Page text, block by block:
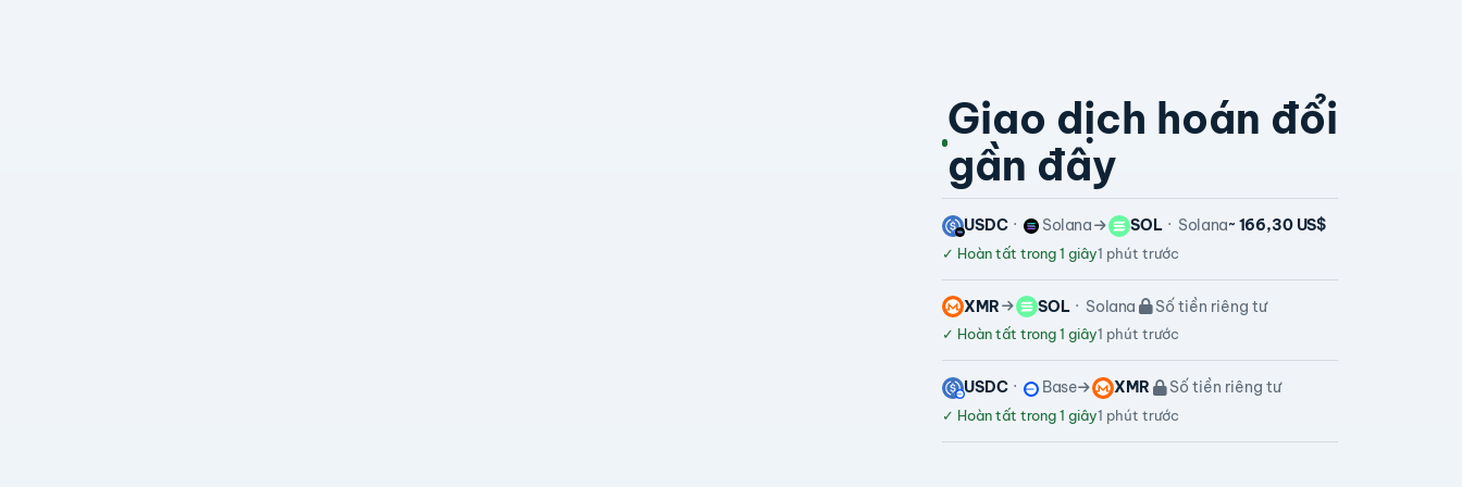
Giao dịch hoán đổi
gần đây
USDC Solana SOL Solana~ 166,30 US$
✓ Hoàn tất trong 1 giây1 phút trước
XMR SOL Solana Số tiền riêng tư
✓ Hoàn tất trong 1 giây1 phút trước
USDC Base XMR Số tiền riêng tư
✓ Hoàn tất trong 1 giây1 phút trước